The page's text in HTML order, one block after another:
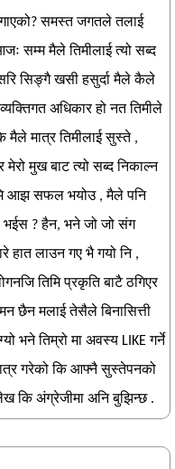
समस्त जगतले तलाई
सम्म मैले तिमीलाई त्यो सब्द
सिङ्गै खसी हसुर्दा मैले कैले
अधिकार हो नत तिमीले
मैले मात्र तिमीलाई सुस्ते ,
मुख बाट त्यो सब्द निकाल्न
आझ सफल भयोउ , मैले पनि
? हैन, भने जो जो संग
हात लाउन गए भै गयो नि ,
तिमि प्रकृति बाटै ठगिएर
छैन मलाई तेसैले बिनासित्ती
भने तिम्रो मा अवस्य LIKE गर्ने
गरेको कि आफ्नै सुस्तेपनको
कि अंग्रेजीमा अनि बुझिन्छ .